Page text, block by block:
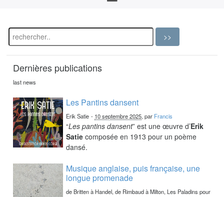
Dernières publications
last news
Les Pantins dansent
Erik Satie - 10 septembre 2025, par Francis
“Les pantins dansent” est une œuvre d’Erik
Satie composée en 1913 pour un poème
dansé.
Musique anglaise, puis française, une
longue promenade
de Britten à Handel, de Rimbaud à Milton, Les Paladins pour